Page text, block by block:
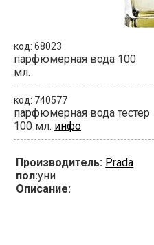
код: 68023
парфюмерная вода 100
мл.
код: 740577
парфюмерная вода тестер
100 мл. инфо
Производитель: Prada
пол:уни
Описание: